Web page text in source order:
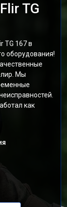
TG
TG 167 в
оборудования!
Мы
как